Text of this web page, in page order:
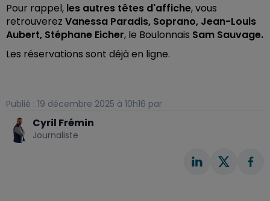
Pour rappel, les autres têtes d'affiche, vous
retrouverez Vanessa Paradis, Soprano, Jean-Louis
Aubert, Stéphane Eicher, le Boulonnais Sam Sauvage.
Les réservations sont déjà en ligne.
Publié : 19 décembre 2025 à 10h16 par
Cyril Frémin
Journaliste